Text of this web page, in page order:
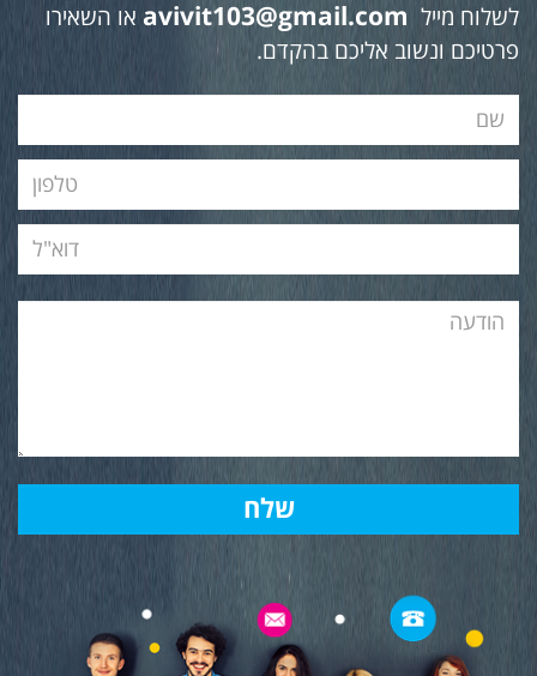
לשלוח מייל avivit103@gmail.com או השאירו
פרטיכם ונשוב אליכם בהקדם.